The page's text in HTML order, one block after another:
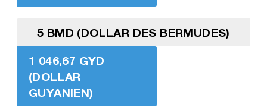
5 BMD (DOLLAR DES BERMUDES)
1 046,67 GYD
(DOLLAR
GUYANIEN)